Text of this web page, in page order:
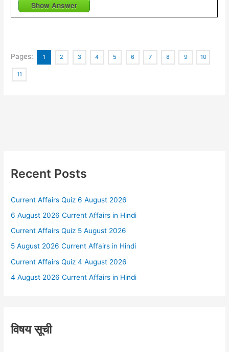
Show Answer
Pages: 1 2 3 4 5 6 7 8 9 10
11
Recent Posts
Current Affairs Quiz 6 August 2026
6 August 2026 Current Affairs in Hindi
Current Affairs Quiz 5 August 2026
5 August 2026 Current Affairs in Hindi
Current Affairs Quiz 4 August 2026
4 August 2026 Current Affairs in Hindi
विषय सूची